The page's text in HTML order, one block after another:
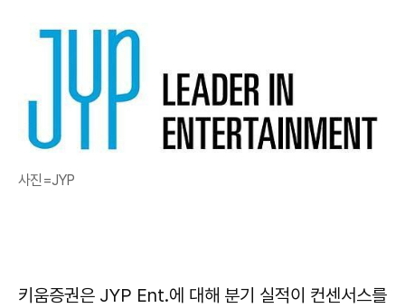
사진=JYP
키움증권은 JYP Ent.에 대해 분기 실적이 컨센서스를